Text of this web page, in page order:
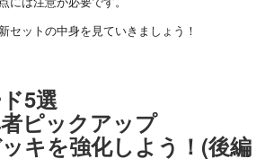
セットの中身を見ていきましょう！
5選
者ピックアップ
ッキを強化しよう！(後編